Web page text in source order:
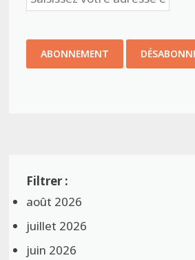
août 2026
juillet 2026
juin 2026